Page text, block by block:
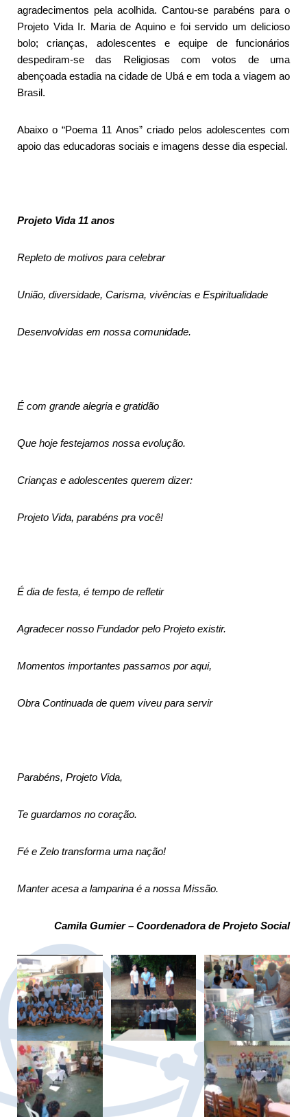
agradecimentos pela acolhida. Cantou-se parabéns para o
Projeto Vida Ir. Maria de Aquino e foi servido um delicioso
bolo; crianças, adolescentes e equipe de funcionários
despediram-se das Religiosas com votos de uma
abençoada estadia na cidade de Ubá e em toda a viagem ao
Brasil.
Abaixo o “Poema 11 Anos” criado pelos adolescentes com
apoio das educadoras sociais e imagens desse dia especial.
Projeto Vida 11 anos
Repleto de motivos para celebrar
União, diversidade, Carisma, vivências e Espiritualidade
Desenvolvidas em nossa comunidade.
É com grande alegria e gratidão
Que hoje festejamos nossa evolução.
Crianças e adolescentes querem dizer:
Projeto Vida, parabéns pra você!
É dia de festa, é tempo de refletir
Agradecer nosso Fundador pelo Projeto existir.
Momentos importantes passamos por aqui,
Obra Continuada de quem viveu para servir
Parabéns, Projeto Vida,
Te guardamos no coração.
Fé e Zelo transforma uma nação!
Manter acesa a lamparina é a nossa Missão.
Camila Gumier – Coordenadora de Projeto Social